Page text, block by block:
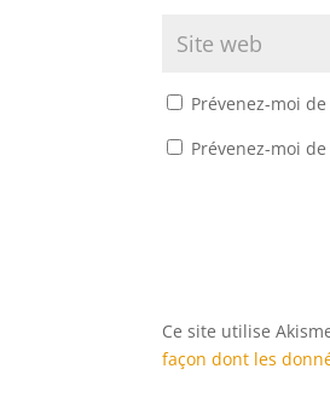
Prévenez-moi
Prévenez-moi
Ce site utilise
façon dont les